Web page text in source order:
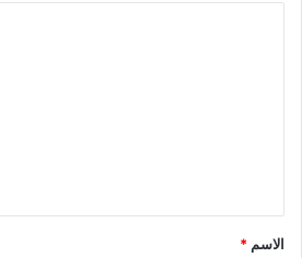
ق
*
الاسم *